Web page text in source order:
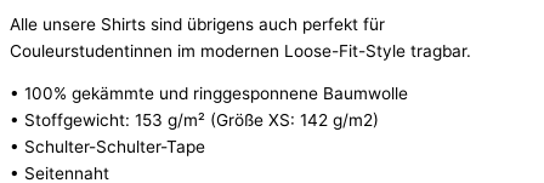
Alle unsere Shirts sind übrigens auch perfekt für
Couleurstudentinnen im modernen Loose-Fit-Style tragbar.
• 100% gekämmte und ringgesponnene Baumwolle
• Stoffgewicht: 153 g/m² (Größe XS: 142 g/m2)
• Schulter-Schulter-Tape
• Seitennaht